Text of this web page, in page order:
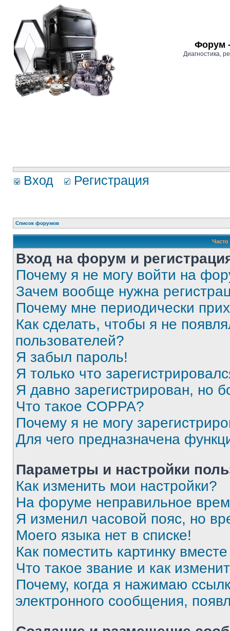
Форум -
Диагностика,
Вход Регистрация
Список форумов
Вход на форум и
Почему я не могу войти на
Зачем вообще нужна
Почему мне периодически
Как сделать, чтобы я не
пользователей?
Я забыл пароль!
Я только что
Я давно зарегистрирован, но
Что такое COPPA?
Почему я не могу
Для чего предназначена
Параметры и настройки
Как изменить мои настройки?
На форуме неправильное
Я изменил часовой пояс, но
Моего языка нет в списке!
Как поместить картинку
Что такое звание и как
Почему, когда я нажимаю
электронного сообщения,